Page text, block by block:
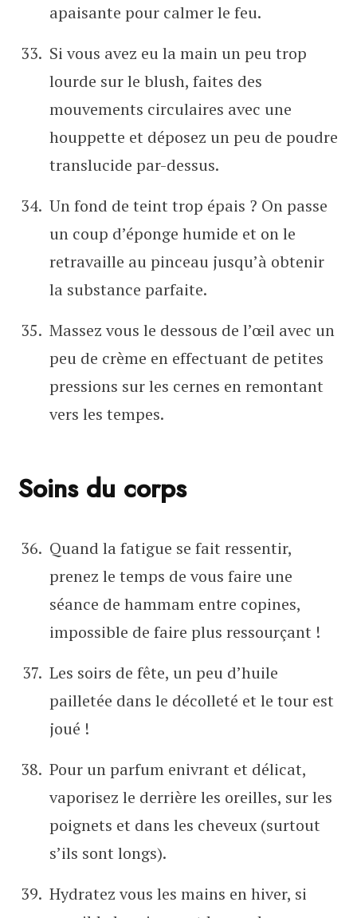
apaisante pour calmer le feu.
Si vous avez eu la main un peu trop
lourde sur le blush, faites des
mouvements circulaires avec une
houppette et déposez un peu de poudre
translucide par-dessus.
Un fond de teint trop épais ? On passe
un coup d’éponge humide et on le
retravaille au pinceau jusqu’à obtenir
la substance parfaite.
Massez vous le dessous de l’œil avec un
peu de crème en effectuant de petites
pressions sur les cernes en remontant
vers les tempes.
Soins du corps
Quand la fatigue se fait ressentir,
prenez le temps de vous faire une
séance de hammam entre copines,
impossible de faire plus ressourçant !
Les soirs de fête, un peu d’huile
pailletée dans le décolleté et le tour est
joué !
Pour un parfum enivrant et délicat,
vaporisez le derrière les oreilles, sur les
poignets et dans les cheveux (surtout
s’ils sont longs).
Hydratez vous les mains en hiver, si